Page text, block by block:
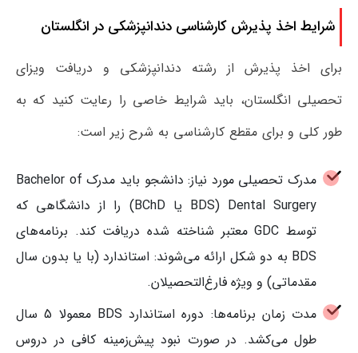
شرایط اخذ پذیرش کارشناسی دندانپزشکی در انگلستان
برای اخذ پذیرش از رشته دندانپزشکی و دریافت ویزای
تحصیلی انگلستان، باید شرایط خاصی را رعایت کنید که به
طور کلی و برای مقطع کارشناسی به شرح زیر است:
مدرک تحصیلی مورد نیاز: دانشجو باید مدرک Bachelor of
Dental Surgery (BDS یا BChD) را از دانشگاهی که
توسط GDC معتبر شناخته شده دریافت کند. برنامه‌های
BDS به دو شکل ارائه می‌شوند: استاندارد (با یا بدون سال
مقدماتی) و ویژه فارغ‌التحصیلان.
مدت زمان برنامه‌ها: دوره استاندارد BDS معمولا 5 سال
طول می‌کشد. در صورت نبود پیش‌زمینه کافی در دروس